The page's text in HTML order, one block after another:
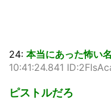
24: 本当にあった怖い
10:41:24.841
ピストルだろ